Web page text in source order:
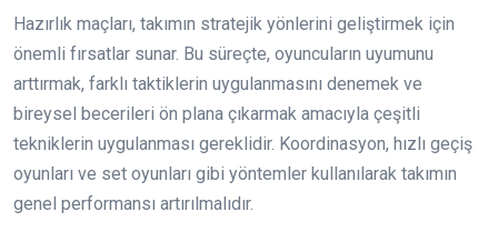
Hazırlık maçları, takımın stratejik yönlerini geliştirmek için
önemli fırsatlar sunar. Bu süreçte, oyuncuların uyumunu
arttırmak, farklı taktiklerin uygulanmasını denemek ve
bireysel becerileri ön plana çıkarmak amacıyla çeşitli
tekniklerin uygulanması gereklidir. Koordinasyon, hızlı geçiş
oyunları ve set oyunları gibi yöntemler kullanılarak takımın
genel performansı artırılmalıdır.